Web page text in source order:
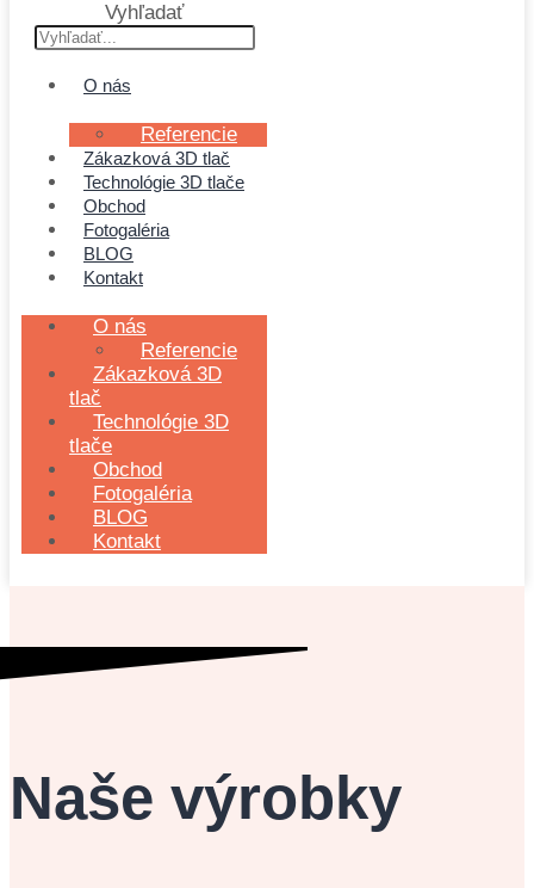
Vyhľadať
O nás
Referencie
Zákazková 3D tlač
Technológie 3D tlače
Obchod
Fotogaléria
BLOG
Kontakt
O nás
Referencie
Zákazková 3D
tlač
Technológie 3D
tlače
Obchod
Fotogaléria
BLOG
Kontakt
Naše výrobky